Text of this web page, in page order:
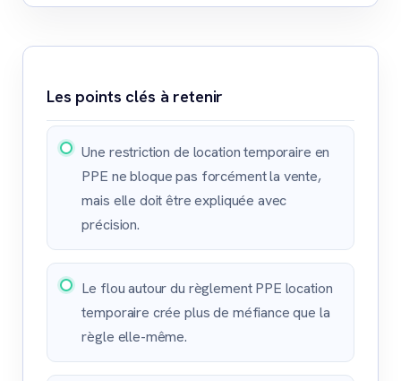
Les points clés à retenir
Une restriction de location temporaire en
PPE ne bloque pas forcément la vente,
mais elle doit être expliquée avec
précision.
Le flou autour du règlement PPE location
temporaire crée plus de méfiance que la
règle elle-même.